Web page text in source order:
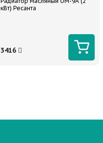
кВт) Ресанта
3416